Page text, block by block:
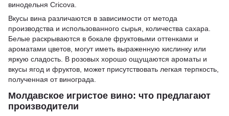
винодельня Cricova.
Вкусы вина различаются в зависимости от метода
производства и использованного сырья, количества сахара.
Белые раскрываются в бокале фруктовыми оттенками и
ароматами цветов, могут иметь выраженную кислинку или
яркую сладость. В розовых хорошо ощущаются ароматы и
вкусы ягод и фруктов, может присутствовать легкая терпкость,
полученная от винограда.
Молдавское игристое вино: что предлагают
производители